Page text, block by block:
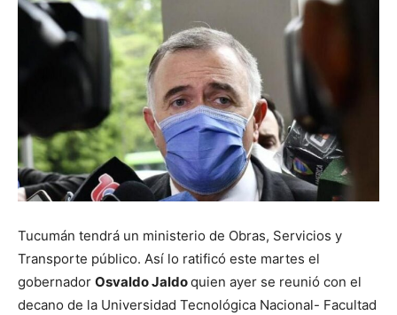
Tucumán tendrá un ministerio de Obras, Servicios y
Transporte público. Así lo ratificó este martes el
gobernador Osvaldo Jaldoquien ayer se reunió con el
decano de la Universidad Tecnológica Nacional- Facultad